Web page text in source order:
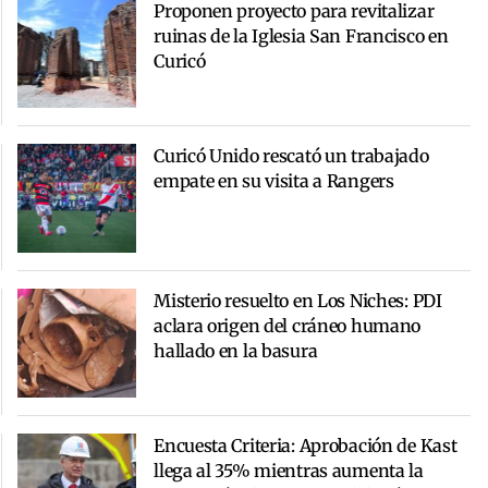
Proponen proyecto para revitalizar
ruinas de la Iglesia San Francisco en
Curicó
Curicó Unido rescató un trabajado
empate en su visita a Rangers
Misterio resuelto en Los Niches: PDI
aclara origen del cráneo humano
hallado en la basura
Encuesta Criteria: Aprobación de Kast
llega al 35% mientras aumenta la